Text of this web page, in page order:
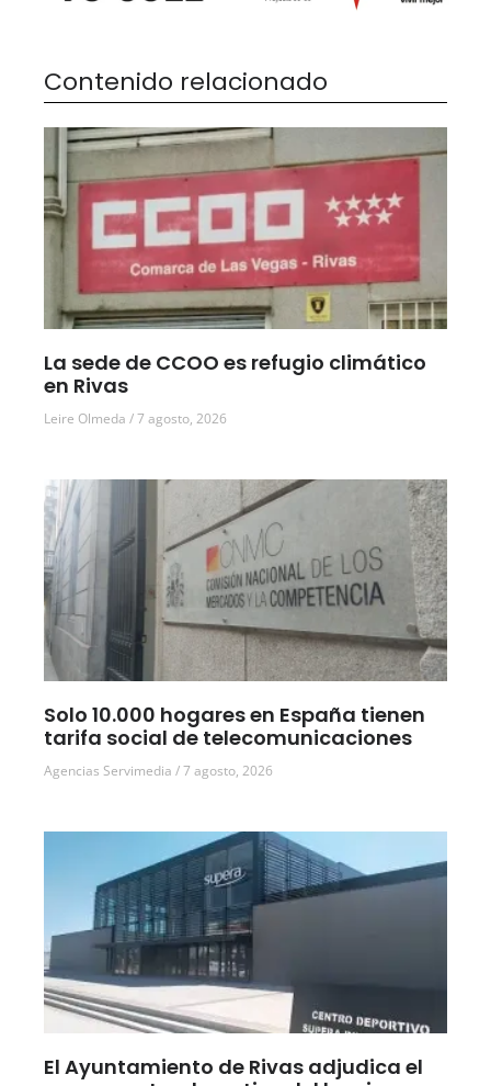
Contenido relacionado
La sede de CCOO es refugio climático
en Rivas
Leire Olmeda 7 agosto, 2026
Solo 10.000 hogares en España tienen
tarifa social de telecomunicaciones
Agencias Servimedia 7 agosto, 2026
El Ayuntamiento de Rivas adjudica el